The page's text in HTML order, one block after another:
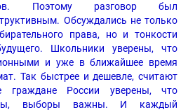
Поэтому разговор был
Обсуждались не только
права, но и тонкости
Школьники уверены, что
и уже в ближайшее время
Так быстрее и дешевле, считают
России уверены, что
выборы важны. И каждый